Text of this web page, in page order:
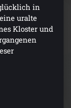
in
uralte
Kloster und